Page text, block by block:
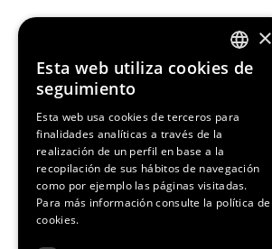
ENGLISH
×
Esta web utiliza cookies de
seguimiento
Esta web usa cookies de terceros para
finalidades analíticas a través de la
realización de un perfil en base a la
recopilación de sus hábitos de navegación
como por ejemplo las páginas visitadas.
Para más información consulte la política de
cookies.